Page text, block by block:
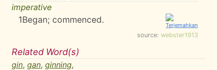
imperative
1Began; commenced.
source: webster1913
Related Word(s)
gin, gan, ginning,